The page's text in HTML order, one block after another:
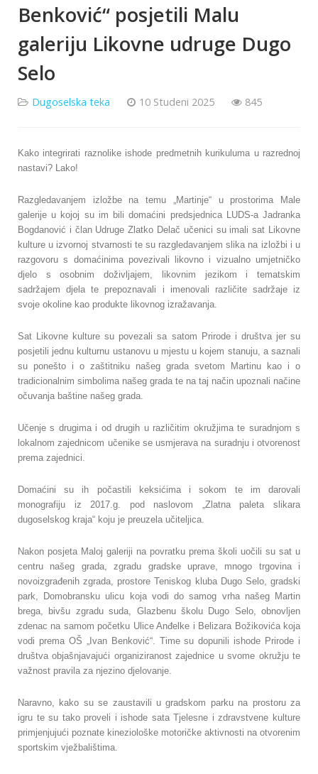
Benković“ posjetili Malu
galeriju Likovne udruge Dugo
Selo
Dugoselska teka 10 Studeni 2025 845
Kako integrirati raznolike ishode predmetnih kurikuluma u razrednoj
nastavi? Lako!
Razgledavanjem izložbe na temu „Martinje“ u prostorima Male
galerije u kojoj su im bili domaćini predsjednica LUDS-a Jadranka
Bogdanović i član Udruge Zlatko Delač učenici su imali sat Likovne
kulture u izvornoj stvarnosti te su razgledavanjem slika na izložbi i u
razgovoru s domaćinima povezivali likovno i vizualno umjetničko
djelo s osobnim doživljajem, likovnim jezikom i tematskim
sadržajem djela te prepoznavali i imenovali različite sadržaje iz
svoje okoline kao produkte likovnog izražavanja.
Sat Likovne kulture su povezali sa satom Prirode i društva jer su
posjetili jednu kulturnu ustanovu u mjestu u kojem stanuju, a saznali
su ponešto i o zaštitniku našeg grada svetom Martinu kao i o
tradicionalnim simbolima našeg grada te na taj način upoznali načine
očuvanja baštine našeg grada.
Učenje s drugima i od drugih u različitim okružjima te suradnjom s
lokalnom zajednicom učenike se usmjerava na suradnju i otvorenost
prema zajednici.
Domaćini su ih počastili keksićima i sokom te im darovali
monografiju iz 2017.g. pod naslovom „Zlatna paleta slikara
dugoselskog kraja“ koju je preuzela učiteljica.
Nakon posjeta Maloj galeriji na povratku prema školi uočili su sat u
centru našeg grada, zgradu gradske uprave, mnogo trgovina i
novoizgrađenih zgrada, prostore Teniskog kluba Dugo Selo, gradski
park, Domobransku ulicu koja vodi do samog vrha našeg Martin
brega, bivšu zgradu suda, Glazbenu školu Dugo Selo, obnovljen
zdenac na samom početku Ulice Anđelke i Belizara Božikovića koja
vodi prema OŠ „Ivan Benković“. Time su dopunili ishode Prirode i
društva objašnjavajući organiziranost zajednice u svome okružju te
važnost pravila za njezino djelovanje.
Naravno, kako su se zaustavili u gradskom parku na prostoru za
igru te su tako proveli i ishode sata Tjelesne i zdravstvene kulture
primjenjujući poznate kineziološke motoričke aktivnosti na otvorenim
sportskim vježbalištima.